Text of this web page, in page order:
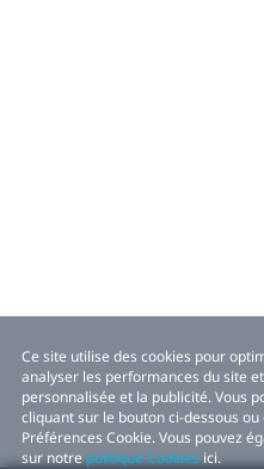
Ce site utilise des cookies pour
analyser les performances du site
personnalisée et la publicité. Vous
cliquant sur le bouton ci-dessous
Préférences Cookie. Vous pouvez
sur notre politique Cookies ici.